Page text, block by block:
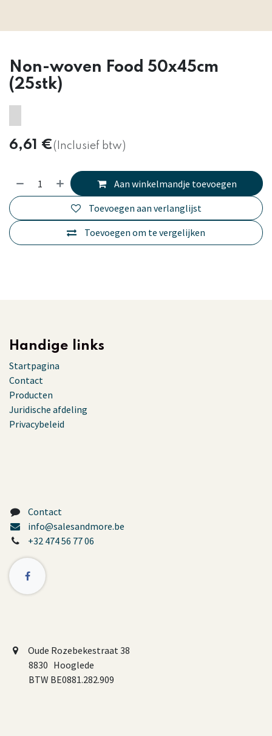
Non-woven Food 50x45cm
(25stk)
6,61 €(Inclusief btw)
Aan winkelmandje toevoegen
Toevoegen om te vergelijken
Toevoegen aan verlanglijst
Handige links
Startpagina
Contact
Producten
Juridische afdeling
Privacybeleid
Contact
info@salesandmore.be
+32 474 56 77 06
Oude Rozebekestraat 38
8830 Hooglede
BTW BE0881.282.909